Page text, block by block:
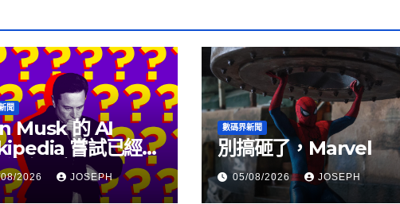
聞
Musk 的 AI
嘗試已經幾
沒有更新了
2026 JOSEPH
數碼界新聞
別搞砸了，Marvel
05/08/2026 JOSEPH